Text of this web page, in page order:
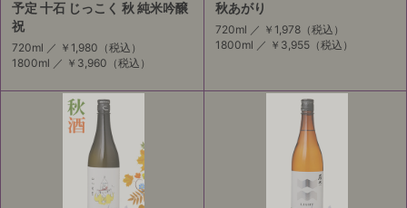
予定 十石 じっこく 秋 純米吟醸
祝
720ml ／ ￥1,980 （税込）
1800ml ／ ￥3,960 （税込）
秋あがり
720ml ／ ￥1,978（税込）
1800ml ／ ￥3,955（税込）